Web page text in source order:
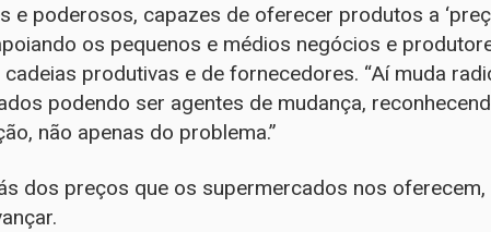
e poderosos, capazes de oferecer produtos a
os pequenos e médios negócios e
produtivas e de fornecedores. “Aí muda
podendo ser agentes de mudança,
não apenas do problema.”
dos preços que os supermercados nos oferecem,